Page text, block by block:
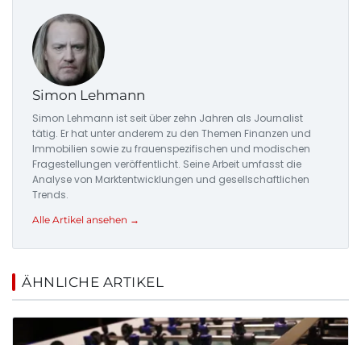
Simon Lehmann
Simon Lehmann ist seit über zehn Jahren als Journalist
tätig. Er hat unter anderem zu den Themen Finanzen und
Immobilien sowie zu frauenspezifischen und modischen
Fragestellungen veröffentlicht. Seine Arbeit umfasst die
Analyse von Marktentwicklungen und gesellschaftlichen
Trends.
Alle Artikel ansehen →
ÄHNLICHE ARTIKEL